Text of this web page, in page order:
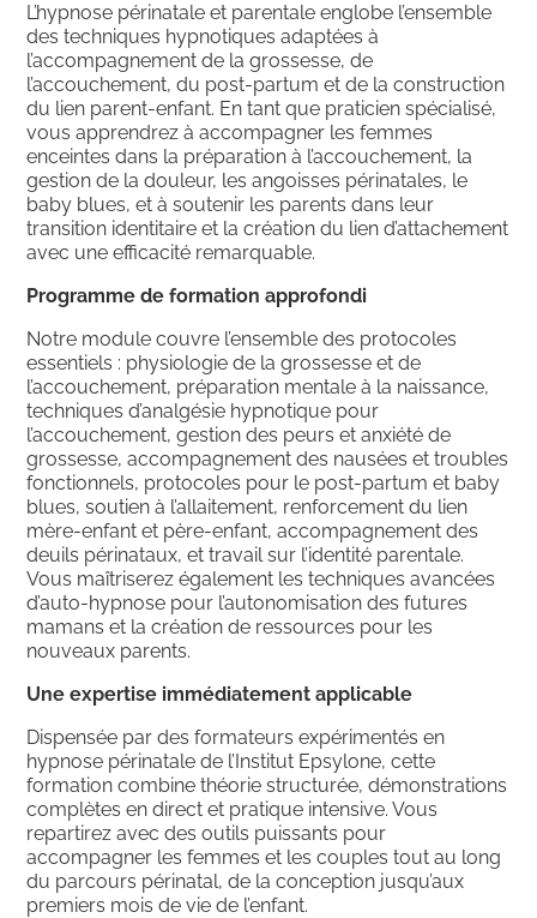
L’hypnose périnatale et parentale englobe l’ensemble
des techniques hypnotiques adaptées à
l’accompagnement de la grossesse, de
l’accouchement, du post-partum et de la construction
du lien parent-enfant. En tant que praticien spécialisé,
vous apprendrez à accompagner les femmes
enceintes dans la préparation à l’accouchement, la
gestion de la douleur, les angoisses périnatales, le
baby blues, et à soutenir les parents dans leur
transition identitaire et la création du lien d’attachement
avec une efficacité remarquable.
Programme de formation approfondi
Notre module couvre l’ensemble des protocoles
essentiels : physiologie de la grossesse et de
l’accouchement, préparation mentale à la naissance,
techniques d’analgésie hypnotique pour
l’accouchement, gestion des peurs et anxiété de
grossesse, accompagnement des nausées et troubles
fonctionnels, protocoles pour le post-partum et baby
blues, soutien à l’allaitement, renforcement du lien
mère-enfant et père-enfant, accompagnement des
deuils périnataux, et travail sur l’identité parentale.
Vous maîtriserez également les techniques avancées
d’auto-hypnose pour l’autonomisation des futures
mamans et la création de ressources pour les
nouveaux parents.
Une expertise immédiatement applicable
Dispensée par des formateurs expérimentés en
hypnose périnatale de l’Institut Epsylone, cette
formation combine théorie structurée, démonstrations
complètes en direct et pratique intensive. Vous
repartirez avec des outils puissants pour
accompagner les femmes et les couples tout au long
du parcours périnatal, de la conception jusqu’aux
premiers mois de vie de l’enfant.